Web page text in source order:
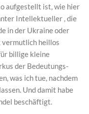
aufgestellt ist, wie hier
Intellektueller , die
in der Ukraine oder
vermutlich heillos
billige kleine
der Bedeutungs-
was ich tue, nachdem
Und damit habe
beschäftigt.